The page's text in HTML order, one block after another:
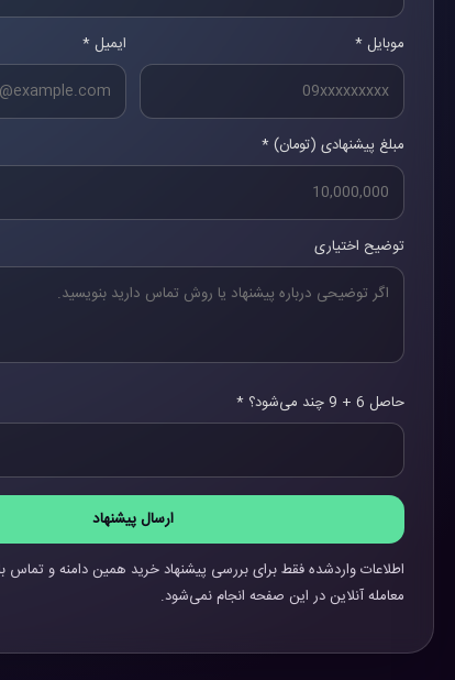
موبایل * ایمیل *
مبلغ پیشنهادی (تومان) *
توضیح اختیاری
حاصل 6 + 9 چند می‌شود؟ *
ارسال پیشنهاد
اطلاعات واردشده فقط برای بررسی پیشنهاد خرید همین دامنه و تماس
معامله آنلاین در این صفحه انجام نمی‌شود.